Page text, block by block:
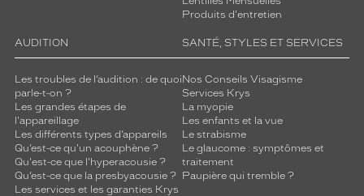
Produits d'entretien
AUDITION
Les troubles de l’audition : de quoi
parle-t-on ?
Les grandes étapes de
l'appareillage
Les différents types d’appareils
Qu’est-ce qu'un acouphène ?
Qu'est-ce que l'hyperacousie ?
Qu’est-ce que la presbyacousie ?
Les services et les garanties Krys
SANTÉ, STYLES ET SERVICES
Nos Conseils Visagisme
Services Krys
La myopie
Les enfants et la vue
Le strabisme
Le glaucome : symptômes et
traitement
Paupière qui tremble ?